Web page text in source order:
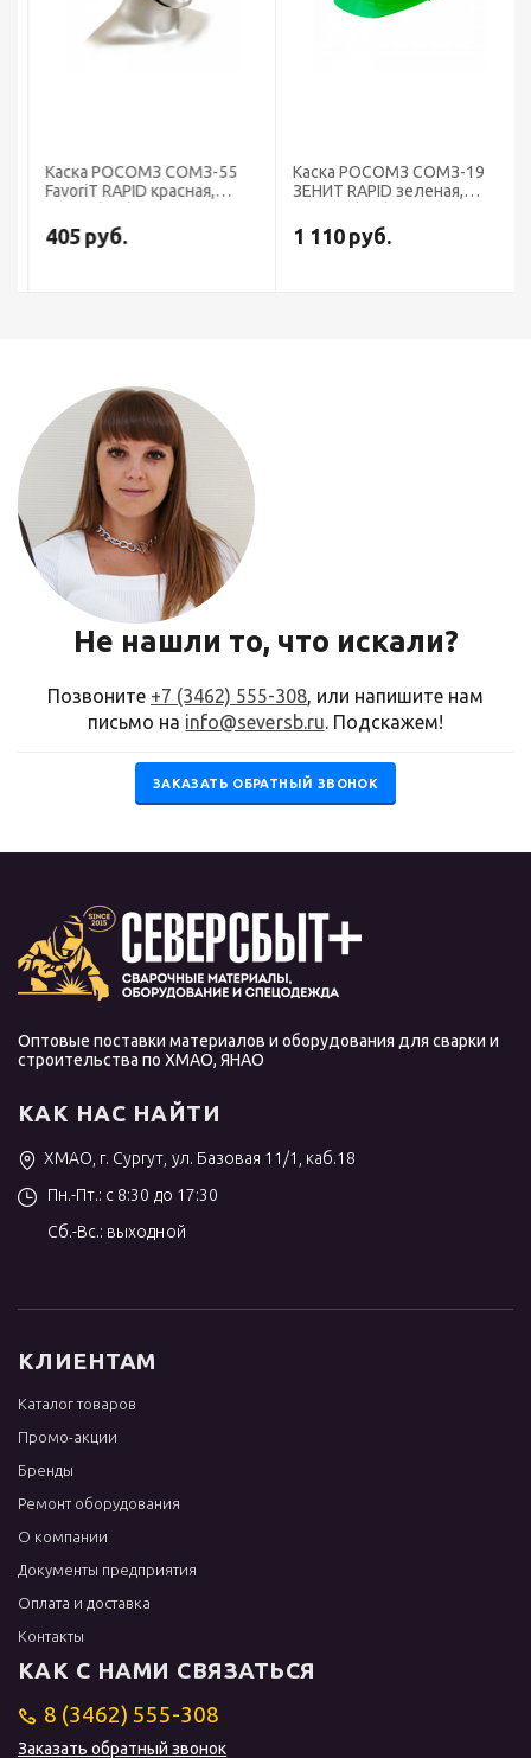
Каска РОСОМЗ СОМЗ-55
FavoriT RAPID красная,
405руб.
Каска РОСОМЗ СОМЗ-19
ЗЕНИТ RAPID зеленая,
1 110руб.
Не нашли то, что искали?
Позвоните +7 (3462) 555-308, или напишите нам
письмо на info@seversb.ru. Подскажем!
ЗАКАЗАТЬ ОБРАТНЫЙ ЗВОНОК
Оптовые поставки материалов и оборудования для сварки и
строительства по ХМАО, ЯНАО
КАК НАС НАЙТИ
ХМАО, г. Сургут, ул. Базовая 11/1, каб.18
Пн.-Пт.: с 8:30 до 17:30
Сб.-Вс.: выходной
КЛИЕНТАМ
Каталог товаров
Промо-акции
Бренды
Ремонт оборудования
О компании
Документы предприятия
Оплата и доставка
Контакты
КАК С НАМИ СВЯЗАТЬСЯ
8 (3462) 555-308
Заказать обратный звонок